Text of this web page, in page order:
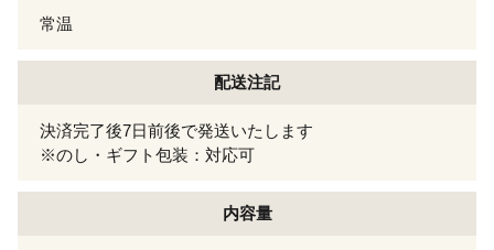
常温
配送注記
決済完了後7日前後で発送いたします
※のし・ギフト包装：対応可
内容量